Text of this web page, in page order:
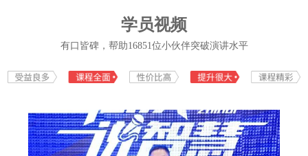
学员视频
有口皆碑，帮助16851位小伙伴突破演讲水平